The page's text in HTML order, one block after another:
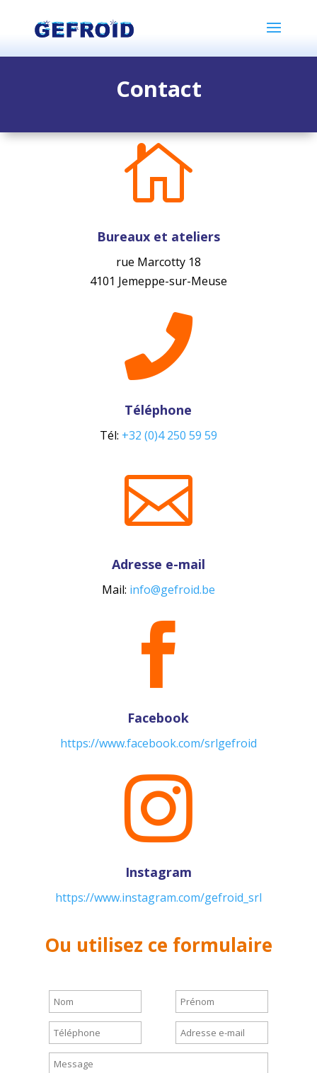
Contact

Bureaux et ateliers
rue Marcotty 18
4101 Jemeppe-sur-Meuse

Téléphone
Tél: +32 (0)4 250 59 59

Adresse e-mail
Mail: info@gefroid.be

Facebook
https://www.facebook.com/srlgefroid

Instagram
https://www.instagram.com/gefroid_srl
Ou utilisez ce formulaire